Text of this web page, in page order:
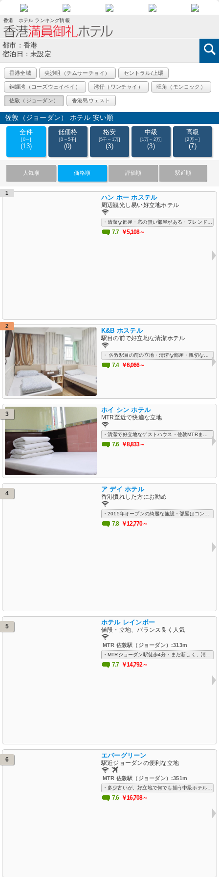
香港 ホテル ランキング情報
都市：香港
宿泊日：未設定
香港全域 尖沙咀（チムサーチョイ） セントラル/上環​
銅鑼湾（コーズウェイベイ） 湾仔（ワンチャイ） 旺角（モンコック）
佐敦（ジョーダン） 香港島ウェスト
佐敦（ジョーダン） ホテル 安い順
全件
[0～]
(13)
低価格
[0～5千]
(0)
格安
[5千～1万]
(3)
中級
[1万～2万]
(3)
高級
[2万～]
(7)
人気順 価格順 評価順 駅近順
1
ハン ホー ホステル
周辺観光し易い好立地ホテル
7.7 ￥5,108～
2
K&B ホステル
駅目の前で好立地な清潔ホテル
7.4 ￥6,066～
3
ホイ シン ホテル
MTR至近で快適な立地
7.6 ￥8,833～
4
ア デイ ホテル
香港慣れした方にお勧め
・2015年オープンの綺麗な施設・部屋はコンパクトだが清潔で居心地が良い・ロケーション抜群・フレンドリーなスタッフ
7.8 ￥12,770～
5
ホテル レインボー
値段・立地、バランス良く人気
MTR 佐敦駅（ジョーダン）:313m
・MTRジョーダン駅徒歩4分・まだ新しく、清潔でとても快適・スタッフの評判も良い・Wifiフリー
7.7 ￥14,792～
6
エバーグリーン
駅近ジョーダンの便利な立地
MTR 佐敦駅（ジョーダン）:351m
・多少古いが、好立地で何でも揃う中級ホテル・エレベータはなぜか３階まで・Wifiフリー、空港送迎対応
7.6 ￥16,708～